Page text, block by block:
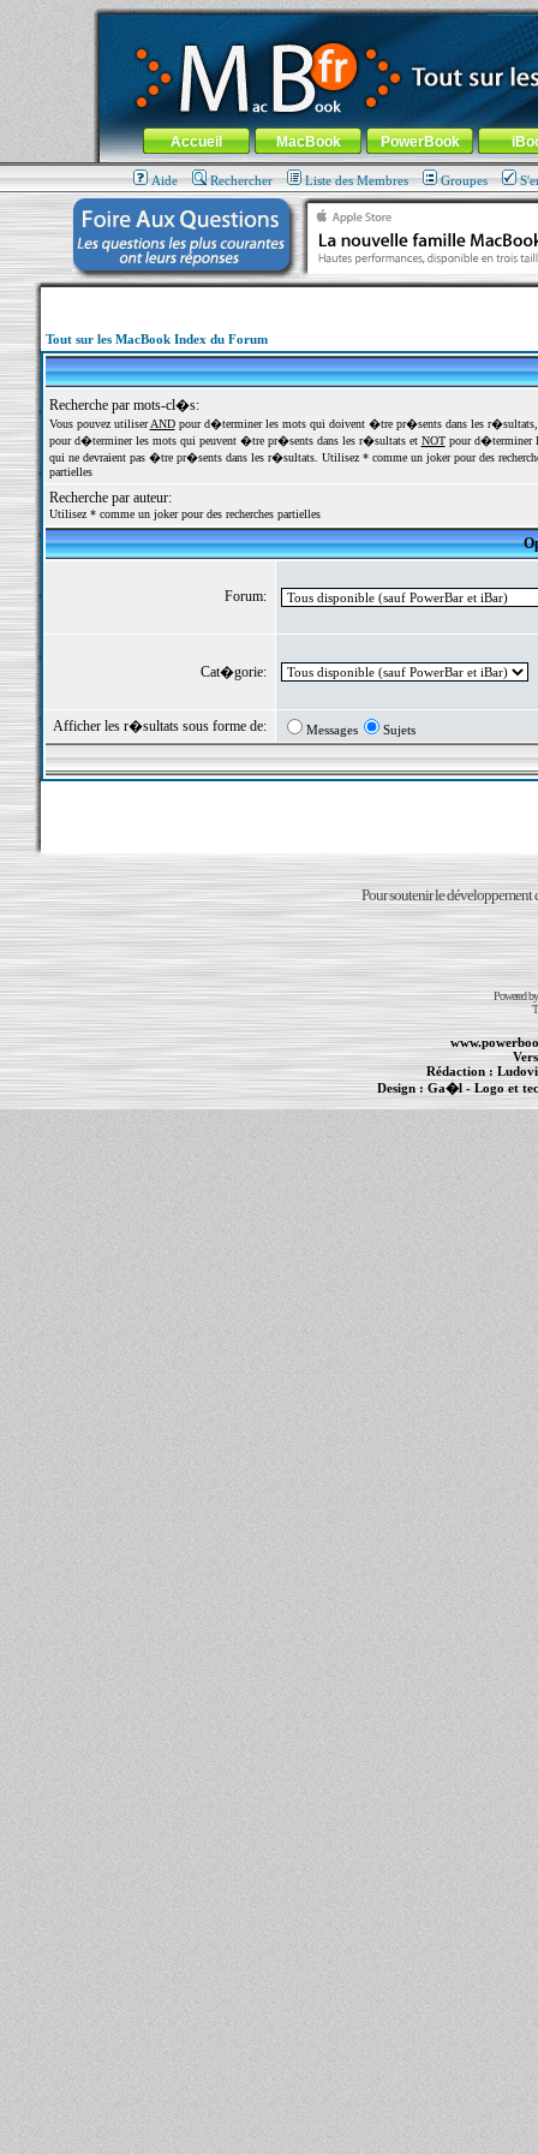
MacBook-fr.com : 100% Apple... 100% nomade !
Aller au contenu-Aller au menu général-Aller au menu de
Menu général
Accueil MacBook PowerBook
Aide Rechercher Liste des Membres Groupes
Tout sur les MacBook Index du Forum
Recherche par mots-cl�s:
Vous pouvez utiliserANDpour d�terminer les mots qui doivent �tre pr�sents dans les
pour d�terminer les mots qui peuvent �tre pr�sents dans les r�sultats et NOTpour d�terminer
qui ne devraient pas �tre pr�sents dans les r�sultats. Utilisez * comme un joker pour des
partielles
Recherche par auteur:
Utilisez * comme un joker pour des recherches partielles
Forum:
Cat�gorie:
Afficher les r�sultats sous forme de: Messages Sujets
Pour soutenir le développement
Powered
Rédaction :
Design : Ga�l- Logo et